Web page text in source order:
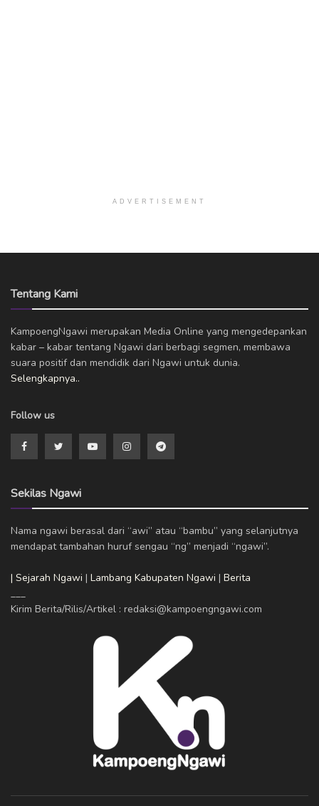
ADVERTISEMENT
Tentang Kami
KampoengNgawi merupakan Media Online yang mengedepankan
kabar – kabar tentang Ngawi dari berbagi segmen, membawa
suara positif dan mendidik dari Ngawi untuk dunia.
Selengkapnya..
Follow us
Sekilas Ngawi
Nama ngawi berasal dari “awi” atau “bambu” yang selanjutnya
mendapat tambahan huruf sengau “ng” menjadi “ngawi”.
| Sejarah Ngawi | Lambang Kabupaten Ngawi | Berita
Kirim Berita/Rilis/Artikel : redaksi@kampoengngawi.com